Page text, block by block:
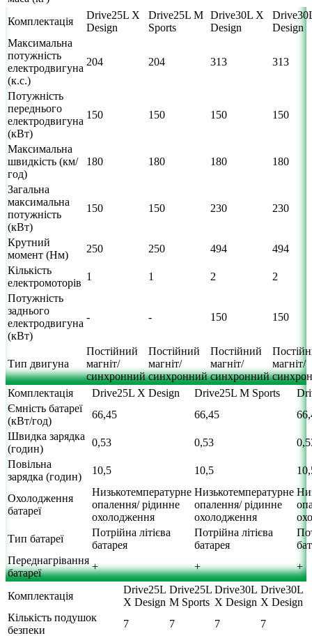
Комплектація
Drive25L X
Design
Drive25L M
Sports
Drive30L X
Design
Design
Максимальна
потужність
електродвигуна
(к.с.)
204 204 313 313
Потужність
переднього
електродвигуна
(кВт)
150 150 150 150
Максимальна
швидкість (км/
год)
180 180 180 180
Загальна
максимальна
потужність
(кВт)
150 150 230 230
Крутний
момент (Нм)
250 250 494
494
Кількість
електромоторів
1 1 2
2
Потужність
заднього
електродвигуна
(кВт)
- - 150 150
Тип двигуна
Постійний
магніт/
синхронний
Постійний
магніт/
синхронний
Постійний
магніт/
синхронний
магніт/
Комплектація
Drive25L X Design Drive25L M Sports
Ємність батареї
(кВт/год)
66,45 66,45
Швидка зарядка
(годин)
0,53 0,53
Повільна
зарядка (годин)
10,5 10,5
Охолодження
батареї
Низькотемпературне
опалення/ рідинне
охолодження
Низькотемпературне
опалення/ рідинне
охолодження
Тип батареї
Потрійна літієва
батарея
Потрійна літієва
батарея
Переднагрівання
батареї
+ + +
Комплектація
Drive25L
X Design
Drive25L
M Sports
Drive30L
X Design
Drive30L
X Design
Кількість подушок
безпеки
7 7 7
7